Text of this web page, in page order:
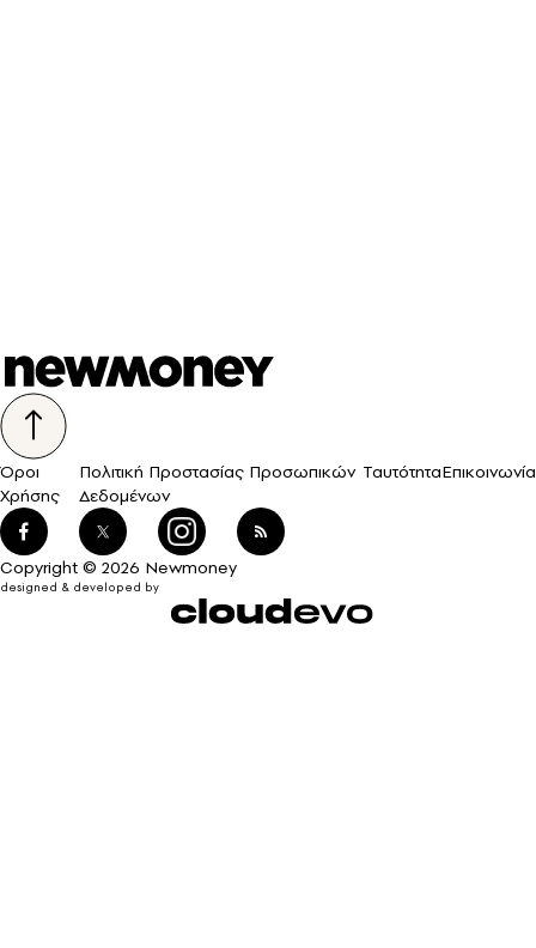
Όροι
Χρήσης
Πολιτική Προστασίας Προσωπικών
Δεδομένων
ΤαυτότηταΕπικοινωνία
Copyright © 2026 Newmoney
designed & developed by